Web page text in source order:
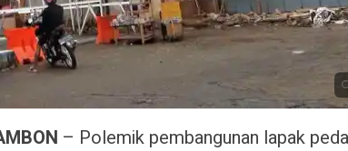
– Polemik pembangunan lapak